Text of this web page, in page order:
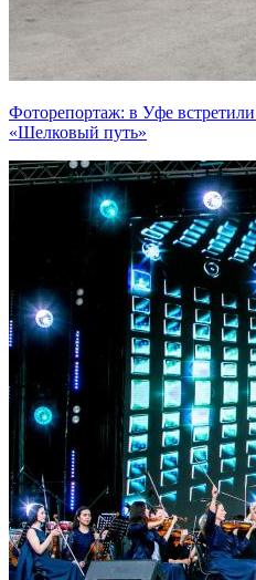
Фоторепортаж: в Уфе
«Шелковый путь»